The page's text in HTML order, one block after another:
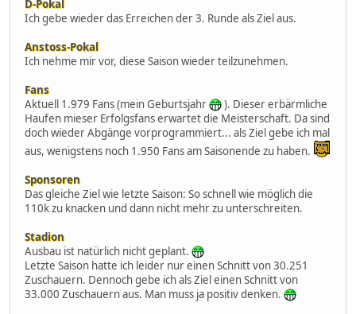
D-Pokal
Ich gebe wieder das Erreichen der 3. Runde als Ziel aus.
Anstoss-Pokal
Ich nehme mir vor, diese Saison wieder teilzunehmen.
Fans
Aktuell 1.979 Fans (mein Geburtsjahr
). Dieser erbärmliche
Haufen mieser Erfolgsfans erwartet die Meisterschaft. Da sind
doch wieder Abgänge vorprogrammiert... als Ziel gebe ich mal
aus, wenigstens noch 1.950 Fans am Saisonende zu haben.
Sponsoren
Das gleiche Ziel wie letzte Saison: So schnell wie möglich die
110k zu knacken und dann nicht mehr zu unterschreiten.
Stadion
Ausbau ist natürlich nicht geplant.
Letzte Saison hatte ich leider nur einen Schnitt von 30.251
Zuschauern. Dennoch gebe ich als Ziel einen Schnitt von
33.000 Zuschauern aus. Man muss ja positiv denken.